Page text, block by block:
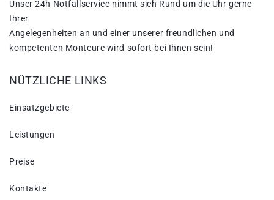
Unser 24h Notfallservice nimmt sich Rund um die Uhr gerne
Ihrer
Angelegenheiten an und einer unserer freundlichen und
kompetenten Monteure wird sofort bei Ihnen sein!
NÜTZLICHE LINKS
Einsatzgebiete
Leistungen
Preise
Kontakte